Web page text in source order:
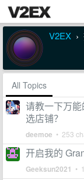
V2EX ›
All Topics
请教一下万
选店铺？
deemoe • 253
开启我的
Geeksun2021 •